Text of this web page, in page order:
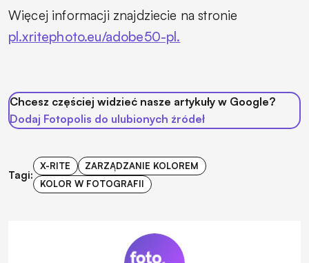
Więcej informacji znajdziecie na stronie
pl.xritephoto.eu/adobe50-pl.
Chcesz częściej widzieć nasze artykuły w Google?
Dodaj Fotopolis do ulubionych źródeł
Tagi:
X-RITE
ZARZĄDZANIE KOLOREM
KOLOR W FOTOGRAFII